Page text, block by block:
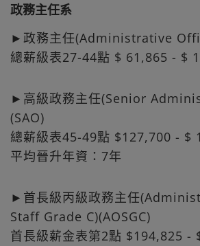
政務主任系
►政務主任(Administrative
總薪級表27-44點 $ 61,865 - $
►高級政務主任(Senior
(SAO)
總薪級表45-49點 $127,700 - $
平均晉升年資：7年
►首長級丙級政務主任
Staff Grade C)(AOSGC)
首長級薪金表第2點 $194,825 -